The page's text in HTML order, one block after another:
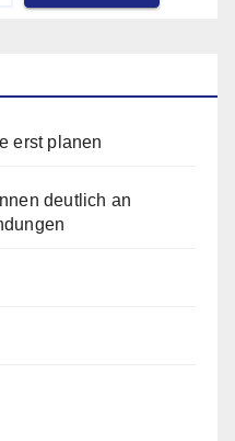
erst planen
deutlich an